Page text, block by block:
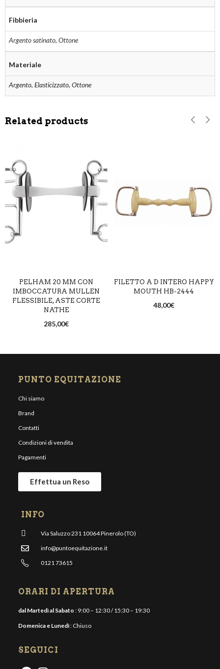
Fibbieria
Argento satinato, Ottone
Materiale
Argento, Elasticizzato, Ottone
Related products
PELHAM 20 MM CON
IMBOCCATURA MULLEN
FLESSIBILE, ASTE CORTE
NATHE
285,00€
FILETTO A D INTERO HAPPY
MOUTH HB-2444
48,00€
PUNTO EQUITAZIONE
Chi siamo
Brand
Contatti
Condizioni di vendita
Pagamenti
Effettua un Reso
INFO
Via Saluzzo 231 10064 Pinerolo (TO)
info@puntoequitazione.it
0121 73615
ORARI DI APERTURA
dal Martedì al Sabato : 9:00 – 12:30 / 15:30 – 19:30
Domenica e Lunedì: Chiuso
SEGUICI